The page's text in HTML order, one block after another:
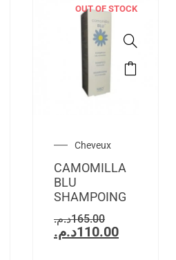
OUT OF STOCK
Cheveux
CAMOMILLA
BLU
SHAMPOING
165.00د.م.
110.00د.م.